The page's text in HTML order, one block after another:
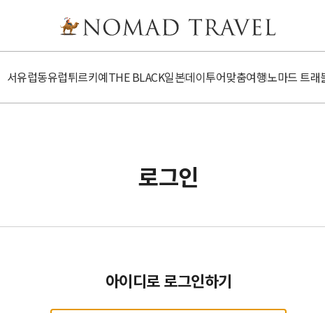
서유럽동유럽튀르키예​​THE BLACK일본데이투어맞춤여행노마드 트래
로그인
아이디로 로그인하기